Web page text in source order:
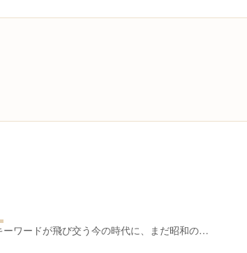
ワードが飛び交う今の時代に、まだ昭和の…